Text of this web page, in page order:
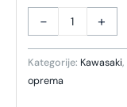
- +
Kategorije: Kawasaki,
oprema